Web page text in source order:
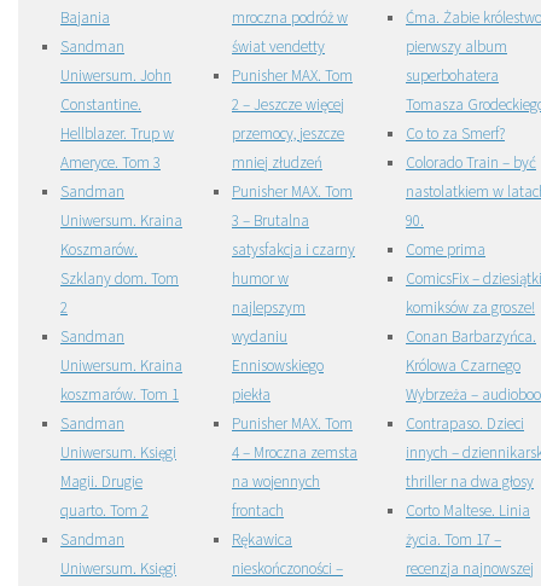
Bajania
Sandman
Uniwersum. John
Constantine.
Hellblazer. Trup w
Ameryce. Tom 3
Sandman
Uniwersum. Kraina
Koszmarów.
Szklany dom. Tom
2
Sandman
Uniwersum. Kraina
koszmarów. Tom 1
Sandman
Uniwersum. Księgi
Magii. Drugie
quarto. Tom 2
Sandman
Uniwersum. Księgi
mroczna podróż w
świat vendetty
Punisher MAX. Tom
2 – Jeszcze więcej
przemocy, jeszcze
mniej złudzeń
Punisher MAX. Tom
3 – Brutalna
satysfakcja i czarny
humor w
najlepszym
wydaniu
Ennisowskiego
piekła
Punisher MAX. Tom
4 – Mroczna zemsta
na wojennych
frontach
Rękawica
nieskończoności –
Ćma. Żabie
pierwszy album
superbohatera
Tomasza
Co to za Smerf?
Colorado Train – być
nastolatkiem w
90.
Come prima
ComicsFix – dziesiątki
komiksów za grosze!
Conan Barbarzyńca.
Królowa Czarnego
Wybrzeża –
Contrapaso. Dzieci
innych –
thriller na dwa głosy
Corto Maltese. Linia
życia. Tom 17 –
recenzja najnowszej